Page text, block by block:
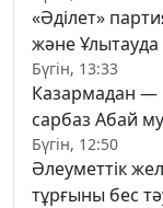
«Әділет»
және
Бүгін, 13:33
Казармадан —
сарбаз Абай
Бүгін, 12:50
Әлеуметтік
тұрғыны бес